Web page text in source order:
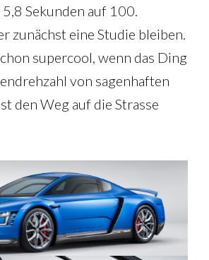
Sekunden auf 100.
zunächst eine Studie bleiben.
supercool, wenn das Ding
von sagenhaften
den Weg auf die Strasse